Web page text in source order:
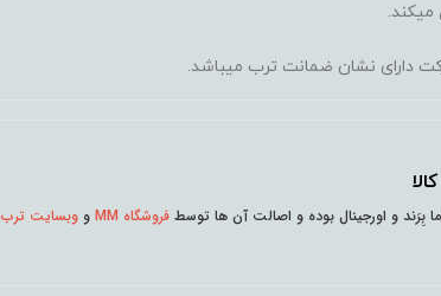
میکند.
دارای نشان ضمانت ترب میباشد.
بِرَند و اورجینال بوده و اصالت آن ها توسط فروشگاه MM و وبسایت ترب